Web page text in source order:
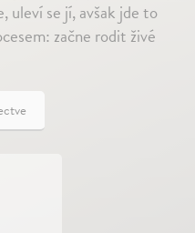
uleví se jí, avšak jde to
začne rodit živé